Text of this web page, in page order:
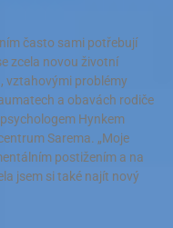
často sami potřebují
zcela novou životní
vztahovými problémy
a obavách rodiče
Hynkem
Sarema. „Moje
postižením a na
jsem si také najít nový